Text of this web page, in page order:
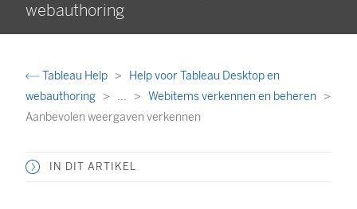
webauthoring
Tableau Help
Help voor Tableau Desktop en
webauthoring
...
Webitems verkennen en beheren
Aanbevolen weergaven verkennen
IN DIT ARTIKEL